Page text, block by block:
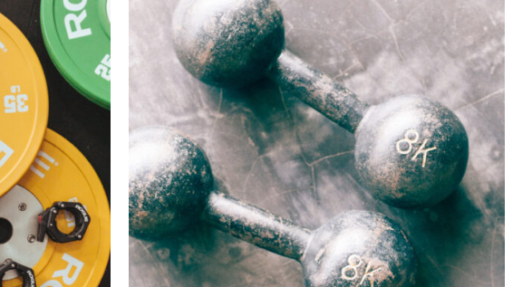
SELECT OPTIONS / DETAILS